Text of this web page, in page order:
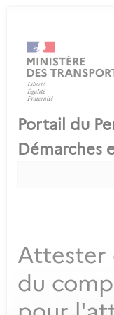
Attester
du